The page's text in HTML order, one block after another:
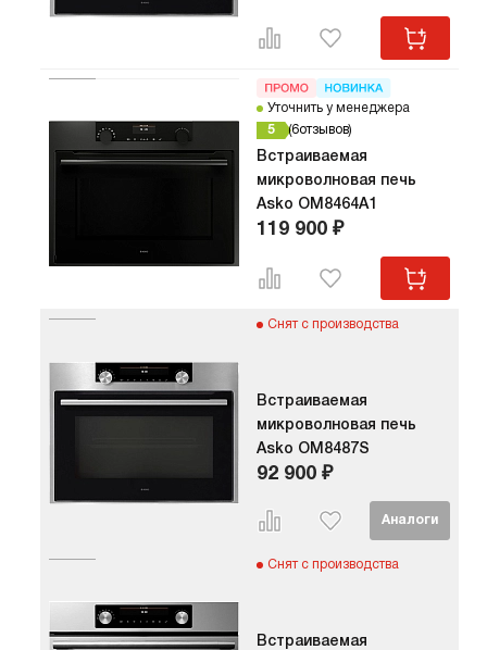
Уточнить у менеджера
5
6отзывов
Встраиваемая
микроволновая печь
Asko OM8464A1
119 900 ₽
Снят с производства
Встраиваемая
микроволновая печь
Asko OM8487S
92 900 ₽
Снят с производства
Встраиваемая